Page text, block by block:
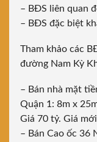
– BĐS liên quan
– BĐS đặc biệt
Tham khảo các
đường Nam Kỳ
– Bán nhà mặt
Quận 1: 8m x
Giá 70 tỷ. Giá
– Bán Cao ốc 36